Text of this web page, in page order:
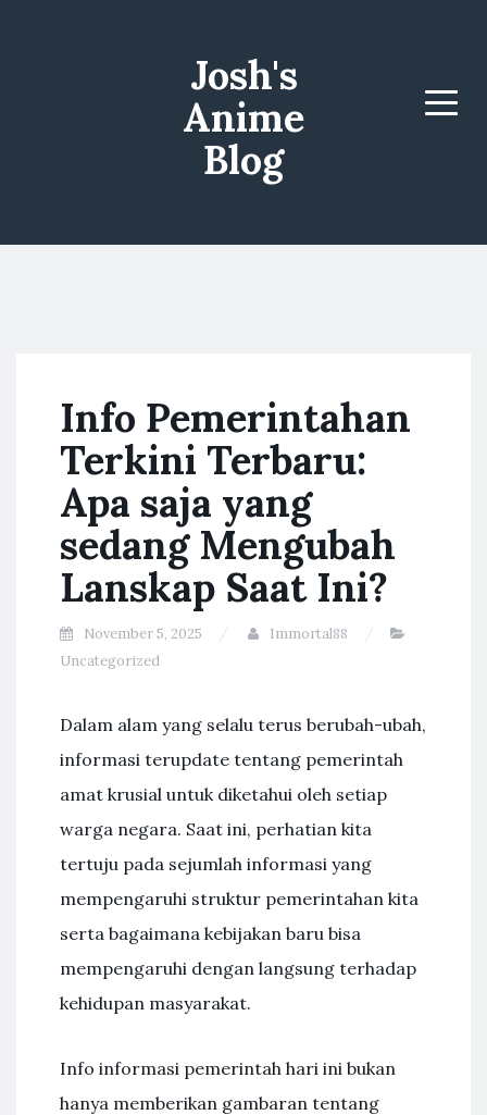
Josh's
Anime
Blog
Menu
Info Pemerintahan
Terkini Terbaru:
Apa saja yang
sedang Mengubah
Lanskap Saat Ini?
November 5, 2025
Immortal88
Uncategorized
Dalam alam yang selalu terus berubah-ubah,
informasi terupdate tentang pemerintah
amat krusial untuk diketahui oleh setiap
warga negara. Saat ini, perhatian kita
tertuju pada sejumlah informasi yang
mempengaruhi struktur pemerintahan kita
serta bagaimana kebijakan baru bisa
mempengaruhi dengan langsung terhadap
kehidupan masyarakat.
Info informasi pemerintah hari ini bukan
hanya memberikan gambaran tentang